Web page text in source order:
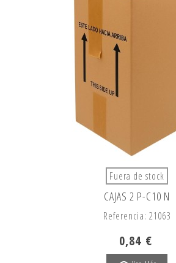
Fuera de stock
CAJAS 2 P-C10 N
Referencia: 21063
0,84 €